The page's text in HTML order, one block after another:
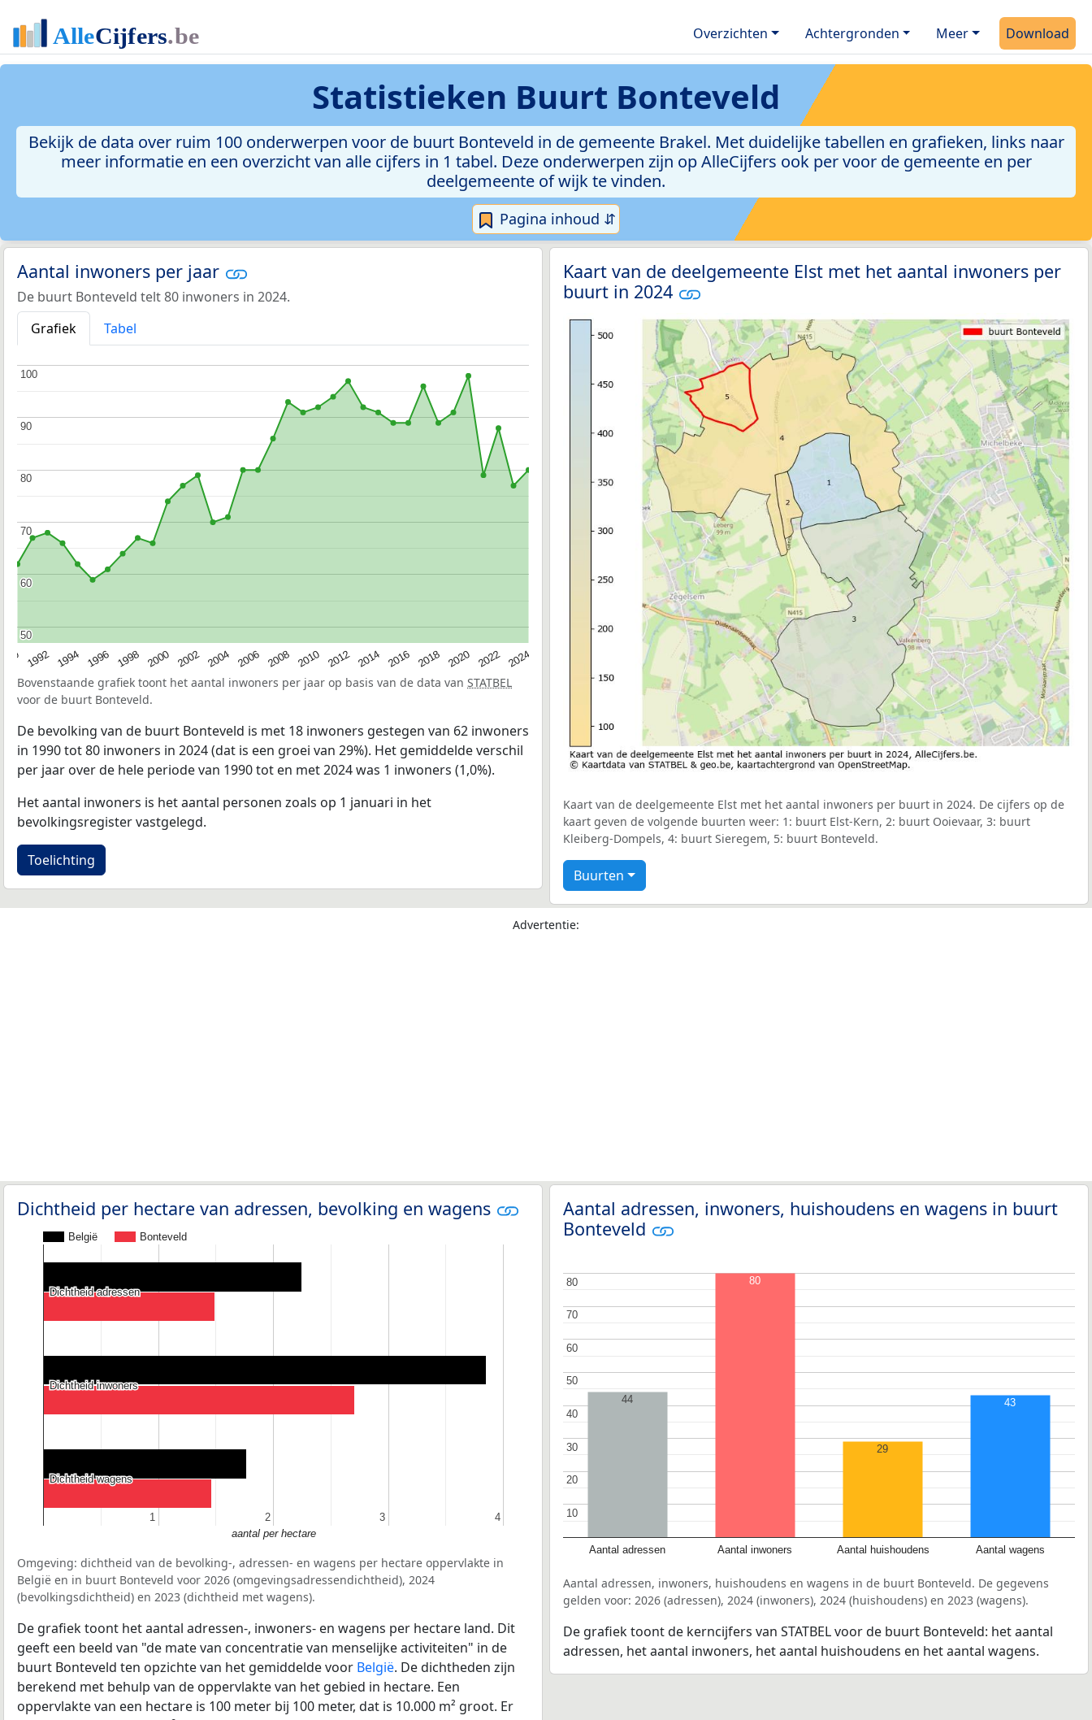
Overzichten Achtergronden Meer Download
Statistieken Buurt Bonteveld
Bekijk de data over ruim 100 onderwerpen voor de buurt Bonteveld in de gemeente Brakel. Met duidelijke tabellen en grafieken, links naar
meer informatie en een overzicht van alle cijfers in 1 tabel. Deze onderwerpen zijn op AlleCijfers ook per voor de gemeente en per
deelgemeente of wijk te vinden.
Pagina inhoud ⇵
Aantal inwoners per jaar
De buurt Bonteveld telt 80 inwoners in 2024.
Grafiek
Tabel
1992 1994 1996 1998 2000 2002 2004 2006 2008 2010 2012 2014 2016 2018 2020 2022 2024
50
50
60
60
70
70
80
80
90
90
100
100
Bovenstaande grafiek toont het aantal inwoners per jaar op basis van de data van STATBEL
voor de buurt Bonteveld.
De bevolking van de buurt Bonteveld is met 18 inwoners gestegen van 62 inwoners
in 1990 tot 80 inwoners in 2024 (dat is een groei van 29%). Het gemiddelde verschil
per jaar over de hele periode van 1990 tot en met 2024 was 1 inwoners (1,0%).
Het aantal inwoners is het aantal personen zoals op 1 januari in het
bevolkingsregister vastgelegd.
Toelichting
Kaart van de deelgemeente Elst met het aantal inwoners per
buurt in 2024
Kaart van de deelgemeente Elst met het aantal inwoners per buurt in 2024. De cijfers op de
kaart geven de volgende buurten weer: 1: buurt Elst-Kern, 2: buurt Ooievaar, 3: buurt
Kleiberg-Dompels, 4: buurt Sieregem, 5: buurt Bonteveld.
Buurten
Advertentie:
Dichtheid per hectare van adressen, bevolking en wagens
België Bonteveld
1
1 2
2 3
3 4
4
Dichtheid adressen
Dichtheid adressen
Dichtheid inwoners
Dichtheid inwoners
Dichtheid wagens
Dichtheid wagens
aantal per hectare
Omgeving: dichtheid van de bevolking-, adressen- en wagens per hectare oppervlakte in
België en in buurt Bonteveld voor 2026 (omgevingsadressendichtheid), 2024
(bevolkingsdichtheid) en 2023 (dichtheid met wagens).
De grafiek toont het aantal adressen-, inwoners- en wagens per hectare land. Dit
geeft een beeld van "de mate van concentratie van menselijke activiteiten" in de
buurt Bonteveld ten opzichte van het gemiddelde voor België. De dichtheden zijn
berekend met behulp van de oppervlakte van het gebied in hectare. Een
oppervlakte van een hectare is 100 meter bij 100 meter, dat is 10.000 m² groot. Er
Aantal adressen, inwoners, huishoudens en wagens in buurt
Bonteveld
Aantal adressen Aantal inwoners Aantal huishoudens Aantal wagens
10
10
20
20
30
30
40
40
50
50
60
60
70
70
80
80
44
80
29
43
Aantal adressen, inwoners, huishoudens en wagens in de buurt Bonteveld. De gegevens
gelden voor: 2026 (adressen), 2024 (inwoners), 2024 (huishoudens) en 2023 (wagens).
De grafiek toont de kerncijfers van STATBEL voor de buurt Bonteveld: het aantal
adressen, het aantal inwoners, het aantal huishoudens en het aantal wagens.